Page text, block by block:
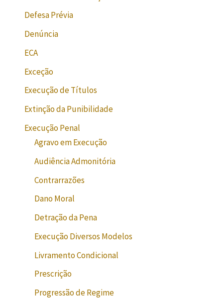
Defesa Prévia
Denúncia
ECA
Exceção
Execução de Títulos
Extinção da Punibilidade
Execução Penal
Agravo em Execução
Audiência Admonitória
Contrarrazões
Dano Moral
Detração da Pena
Execução Diversos Modelos
Livramento Condicional
Prescrição
Progressão de Regime